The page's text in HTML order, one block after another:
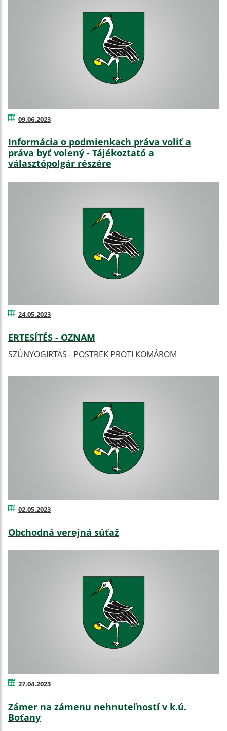
09.06.2023
Informácia o podmienkach práva voliť a
práva byť volený - Tájékoztató a
választópolgár részére
24.05.2023
ERTESÍTÉS - OZNAM
SZÚNYOGIRTÁS - POSTREK PROTI KOMÁROM
02.05.2023
Obchodná verejná súťaž
27.04.2023
Zámer na zámenu nehnuteľností v k.ú.
Boťany